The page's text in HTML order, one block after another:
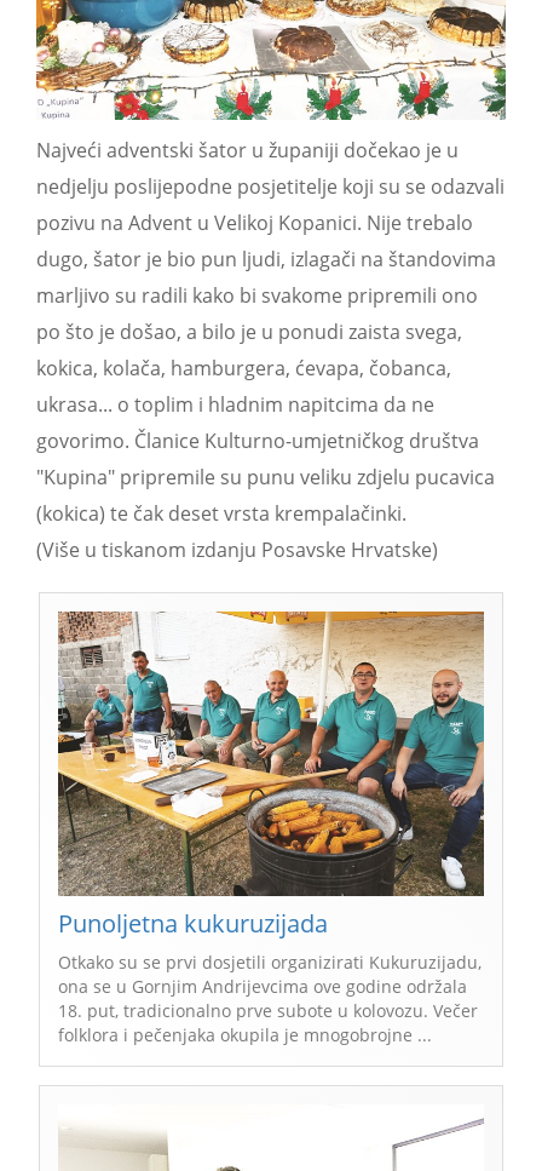
Najveći adventski šator u županiji dočekao je u
nedjelju poslijepodne posjetitelje koji su se odazvali
pozivu na Advent u Velikoj Kopanici. Nije trebalo
dugo, šator je bio pun ljudi, izlagači na štandovima
marljivo su radili kako bi svakome pripremili ono
po što je došao, a bilo je u ponudi zaista svega,
kokica, kolača, hamburgera, ćevapa, čobanca,
ukrasa... o toplim i hladnim napitcima da ne
govorimo. Članice Kulturno-umjetničkog društva
"Kupina" pripremile su punu veliku zdjelu pucavica
(kokica) te čak deset vrsta krempalačinki.
(Više u tiskanom izdanju Posavske Hrvatske)
Punoljetna kukuruzijada
Otkako su se prvi dosjetili organizirati Kukuruzijadu,
ona se u Gornjim Andrijevcima ove godine održala
18. put, tradicionalno prve subote u kolovozu. Večer
folklora i pečenjaka okupila je mnogobrojne ...